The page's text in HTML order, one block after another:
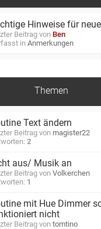
Hinweise für
Beitrag von Ben
inAnmerkungen
Themen
Text ändern
Beitrag von magister22
2
aus/ Musik an
Beitrag von Volkerchen
1
mit Hue Dimmer
nicht
Beitrag von tomtino